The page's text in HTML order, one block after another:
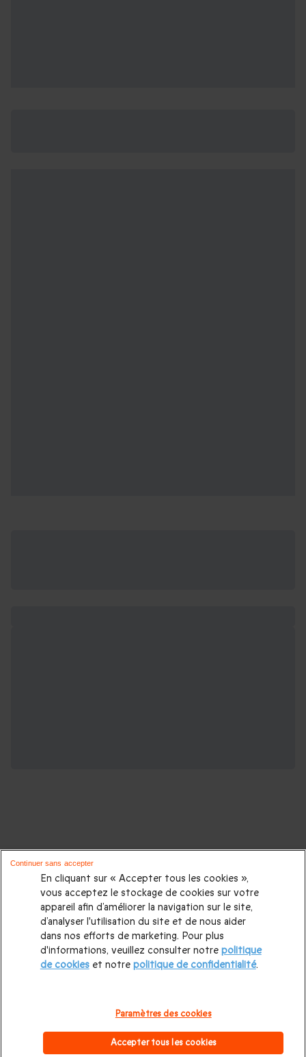
D'autres idées de cadeaux pour vos
proches :
Cadeaux d'anniversaire|Cadeaux femme|Cadeaux homme
Cadeaux couple|Cadeau Noël|Cadeau de Noël femme
Cadeau de Noël homme|Coffrets cadeaux pour femme
Cadeaux Saint Valentin femme|Cadeaux de mariage
Cadeaux d'anniversaire de mariage
En cliquant sur « Accepter tous les cookies »,
vous acceptez le stockage de cookies sur votre
appareil afin d’améliorer la navigation sur le site,
d’analyser l'utilisation du site et de nous aider
dans nos efforts de marketing. Pour plus
d'informations, veuillez consulter notre politique
de cookieset notre politique de confidentialité.
Paramètres des cookies
Accepter tous les cookies
Continuer sans accepter